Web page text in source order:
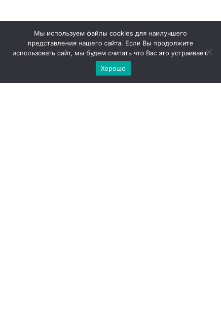
Мы используем файлы cookies для наилучшего
представления нашего сайта. Если Вы продолжите
использовать сайт, мы будем считать что Вас это устраивает.
Хорошо